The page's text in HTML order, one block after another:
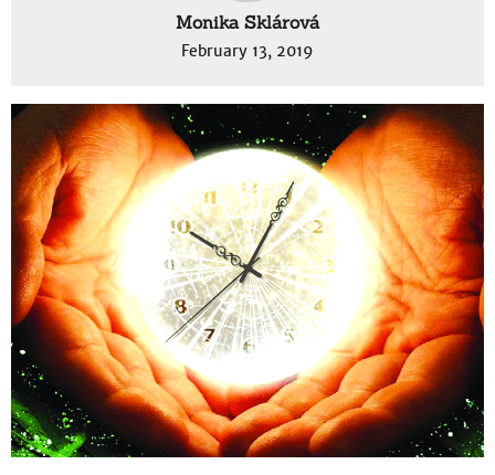
Monika Sklárová
February 13, 2019